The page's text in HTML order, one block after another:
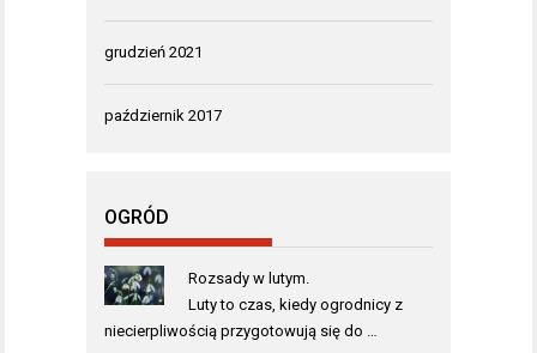
grudzień 2021
październik 2017
OGRÓD
Rozsady w lutym.
Luty to czas, kiedy ogrodnicy z
niecierpliwością przygotowują się do …